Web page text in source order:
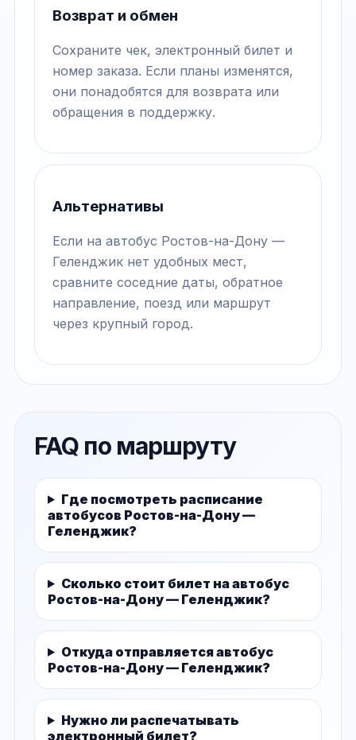
Возврат и обмен
Сохраните чек, электронный билет и
номер заказа. Если планы изменятся,
они понадобятся для возврата или
обращения в поддержку.
Альтернативы
Если на автобус Ростов-на-Дону —
Геленджик нет удобных мест,
сравните соседние даты, обратное
направление, поезд или маршрут
через крупный город.
FAQ по маршруту
Где посмотреть расписание
автобусов Ростов-на-Дону —
Геленджик?
Сколько стоит билет на автобус
Ростов-на-Дону — Геленджик?
Откуда отправляется автобус
Ростов-на-Дону — Геленджик?
Нужно ли распечатывать
электронный билет?